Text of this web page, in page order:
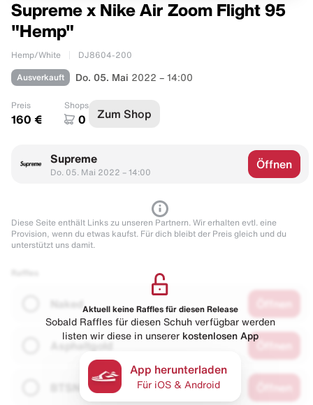
Supreme x Nike Air Zoom Flight 95
"Hemp"
Hemp/White DJ8604-200
Ausverkauft Do. 05. Mai 2022 – 14:00
Preis
160 €
Shops
0 Zum Shop
Supreme
Do. 05. Mai 2022 – 14:00
Öffnen
Diese Seite enthält Links zu unseren Partnern. Wir erhalten evtl. eine
Provision, wenn du etwas kaufst. Für dich bleibt der Preis gleich und du
unterstützt uns damit.
Naked
Asphaltgold
Aktuell keine Raffles für diesen Release
Sobald Raffles für diesen Schuh verfügbar werden
listen wir diese in unserer kostenlosen App
App herunterladen
Für iOS & Android